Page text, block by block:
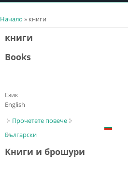
You are here
Начало » книги
книги
Books
Език
English
Прочетете повече about Books
Български
Книги и брошури